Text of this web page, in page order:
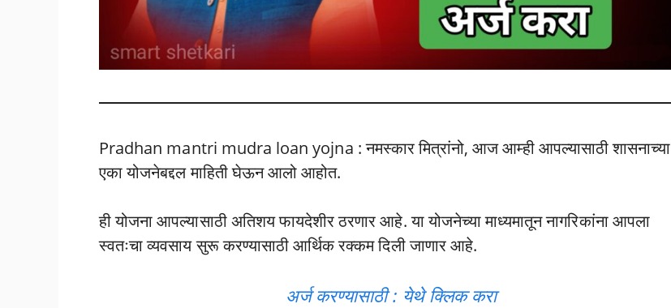
Pradhan mantri mudra loan yojna : नमस्कार मित्रांनो, आज आम्ही आपल्यासाठी शासनाच्या
एका योजनेबद्दल माहिती घेऊन आलो आहोत.
ही योजना आपल्यासाठी अतिशय फायदेशीर ठरणार आहे. या योजनेच्या माध्यमातून नागरिकांना आपला
स्वतःचा व्यवसाय सुरू करण्यासाठी आर्थिक रक्कम दिली जाणार आहे.
अर्ज करण्यासाठी : येथे क्लिक करा